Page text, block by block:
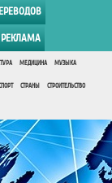
РЕКЛАМА
МЕДИЦИНА МУЗЫКА
СТРАНЫ СТРОИТЕЛЬСТВО